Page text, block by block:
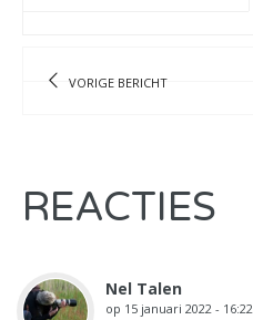
VORIGE BERICHT
REACTIES
Nel Talen
op 15 januari 2022 - 16:22